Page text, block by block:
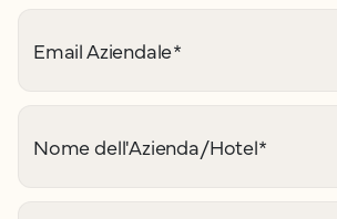
Email Aziendale*
Nome dell'Azienda/Hotel*